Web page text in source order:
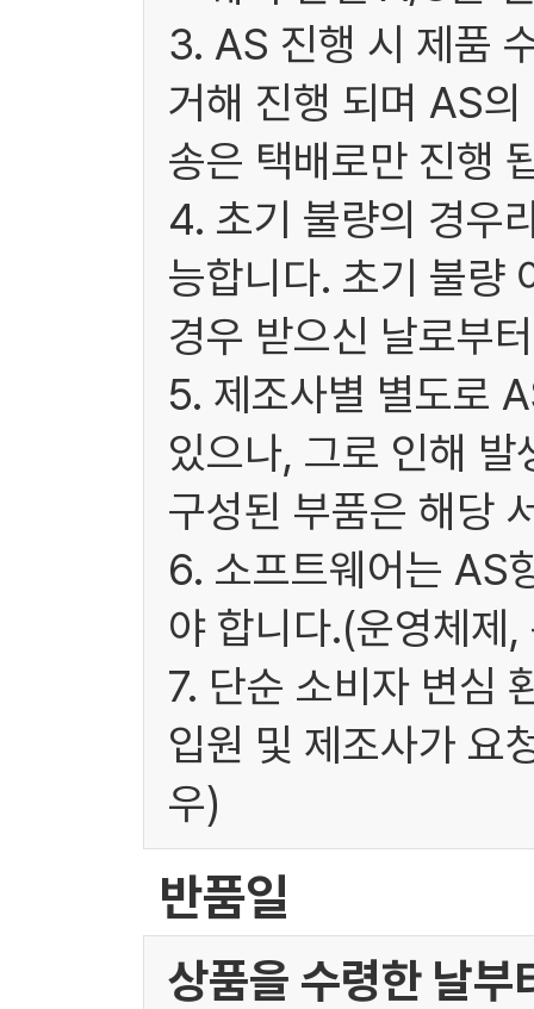
3. AS 진행 시 제품
거해 진행 되며 AS
송은 택배로만 진행
4. 초기 불량의 경우
능합니다. 초기 불량
경우 받으신 날로부
5. 제조사별 별도로
있으나, 그로 인해
구성된 부품은 해당
6. 소프트웨어는 AS
야 합니다.(운영체제
7. 단순 소비자 변심
입원 및 제조사가 요
우)
반품일
상품을 수령한 날부